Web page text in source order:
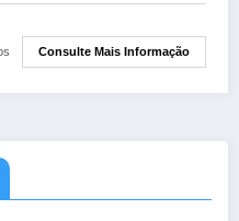
Consulte Mais Informação